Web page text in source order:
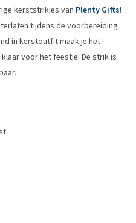
kerststrikjes van Plenty Gifts!
tijdens de voorbereiding
in kerstoutfit maak je het
voor het feestje! De strik is